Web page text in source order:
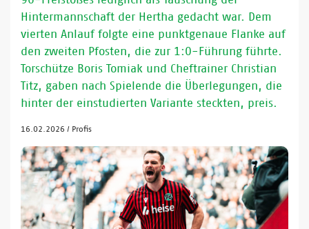
Hintermannschaft der Hertha gedacht war. Dem
vierten Anlauf folgte eine punktgenaue Flanke auf
den zweiten Pfosten, die zur 1:0-Führung führte.
Torschütze Boris Tomiak und Cheftrainer Christian
Titz, gaben nach Spielende die Überlegungen, die
hinter der einstudierten Variante steckten, preis.
16.02.2026 / Profis